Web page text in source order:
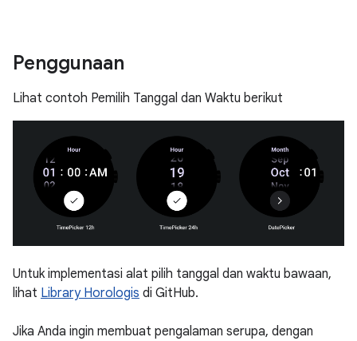
Penggunaan
Lihat contoh Pemilih Tanggal dan Waktu berikut
Untuk implementasi alat pilih tanggal dan waktu bawaan,
lihat Library Horologis di GitHub.
Jika Anda ingin membuat pengalaman serupa, dengan